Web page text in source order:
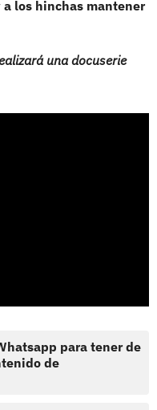
los hinchas mantener
una docuserie
para tener de
de